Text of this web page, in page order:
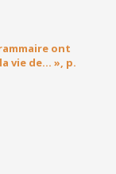
ont
vie de... », p.